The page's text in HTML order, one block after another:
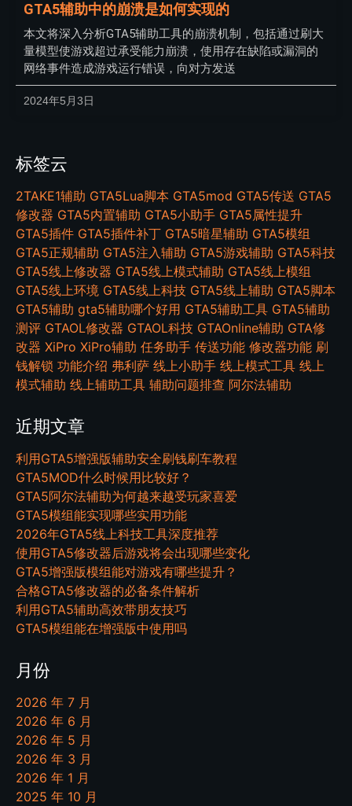
GTA5辅助中的崩溃是如何实现的
本文将深入分析GTA5辅助工具的崩溃机制，包括通过刷大
量模型使游戏超过承受能力崩溃，使用存在缺陷或漏洞的
网络事件造成游戏运行错误，向对方发送
2024年5月3日
标签云
2TAKE1辅助 GTA5Lua脚本 GTA5mod GTA5传送 GTA5
修改器 GTA5内置辅助 GTA5小助手 GTA5属性提升
GTA5插件 GTA5插件补丁 GTA5暗星辅助 GTA5模组
GTA5正规辅助 GTA5注入辅助 GTA5游戏辅助 GTA5科技
GTA5线上修改器 GTA5线上模式辅助 GTA5线上模组
GTA5线上环境 GTA5线上科技 GTA5线上辅助 GTA5脚本
GTA5辅助 gta5辅助哪个好用 GTA5辅助工具 GTA5辅助
测评 GTAOL修改器 GTAOL科技 GTAOnline辅助 GTA修
改器 XiPro XiPro辅助 任务助手 传送功能 修改器功能 刷
钱解锁 功能介绍 弗利萨 线上小助手 线上模式工具 线上
模式辅助 线上辅助工具 辅助问题排查 阿尔法辅助
近期文章
利用GTA5增强版辅助安全刷钱刷车教程
GTA5MOD什么时候用比较好？
GTA5阿尔法辅助为何越来越受玩家喜爱
GTA5模组能实现哪些实用功能
2026年GTA5线上科技工具深度推荐
使用GTA5修改器后游戏将会出现哪些变化
GTA5增强版模组能对游戏有哪些提升？
合格GTA5修改器的必备条件解析
利用GTA5辅助高效带朋友技巧
GTA5模组能在增强版中使用吗
月份
2026 年 7 月
2026 年 6 月
2026 年 5 月
2026 年 3 月
2026 年 1 月
2025 年 10 月